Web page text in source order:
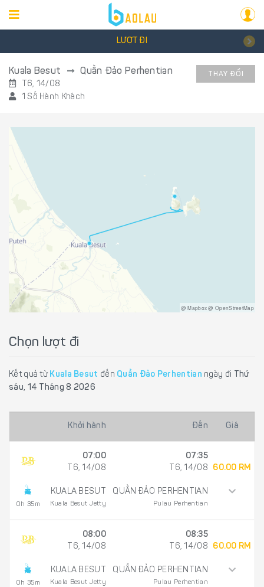
LƯỢT ĐI
Kuala Besut Quần Đảo Perhentian
T6, 14/08
1 Số Hành Khách
THAY ĐỔI
@ Mapbox @ OpenStreetMap
Chọn lượt đi
Kết quả từ Kuala Besut đến Quần Đảo Perhentian ngày đi
Thứ
sáu, 14 Tháng 8 2026
Khởi hành Đến Giá
0h 35m
07:00
T6, 14/08
KUALA BESUT
Kuala Besut Jetty
07:35
T6, 14/08
QUẦN ĐẢO PERHENTIAN
Pulau Perhentian
60.00 RM
0h 35m
08:00
T6, 14/08
KUALA BESUT
Kuala Besut Jetty
08:35
T6, 14/08
QUẦN ĐẢO PERHENTIAN
Pulau Perhentian
60.00 RM